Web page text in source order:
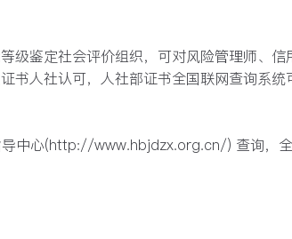
级鉴定社会评价组织，可对风险管理师、信
书人社认可，人社部证书全国联网查询系统
中心(http://www.hbjdzx.org.cn/) 查询，